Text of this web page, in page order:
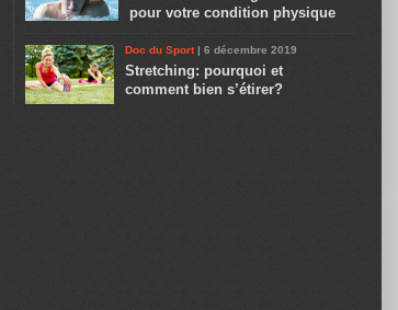
pour votre condition physique
Doc du Sport| 6 décembre 2019
Stretching: pourquoi et
comment bien s’étirer?